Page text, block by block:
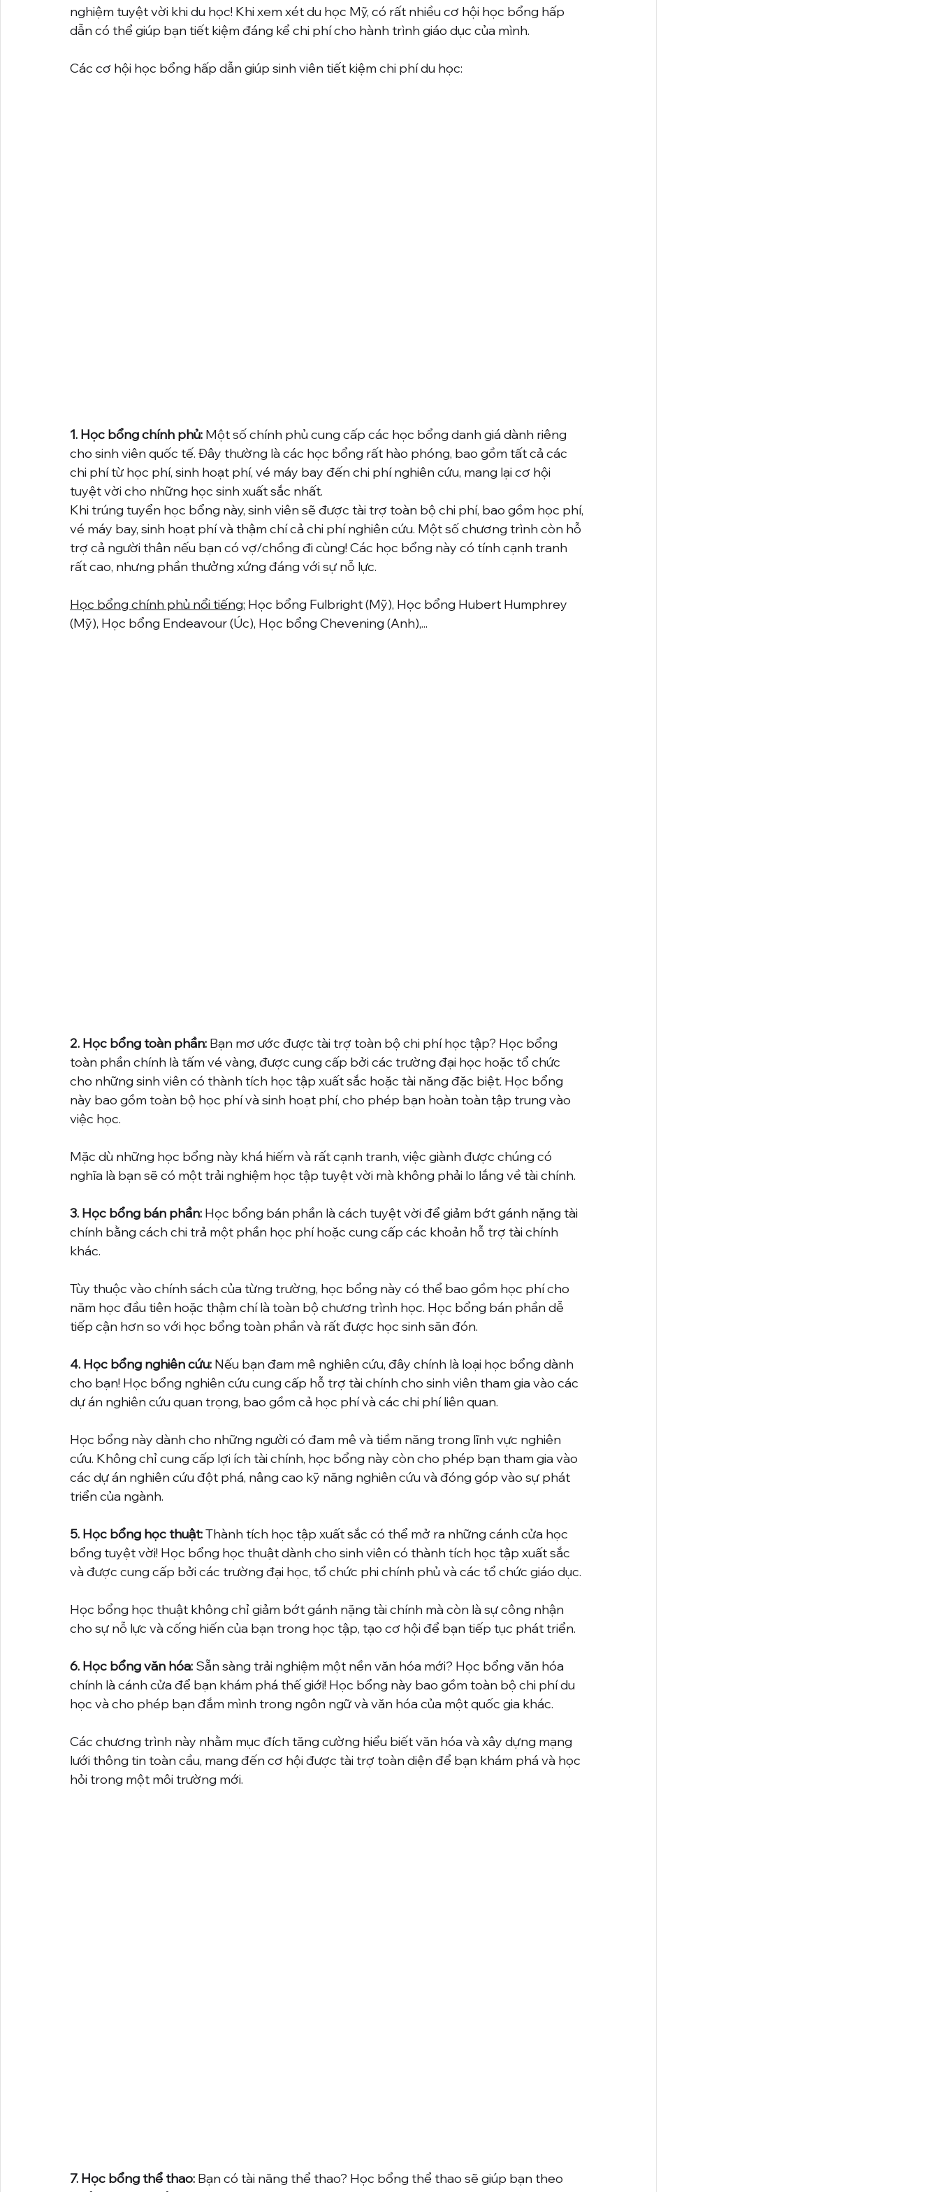
nghiệm tuyệt vời khi du học! Khi xem xét du học Mỹ, có rất nhiều cơ hội học bổng hấp
dẫn có thể giúp bạn tiết kiệm đáng kể chi phí cho hành trình giáo dục của mình.
Các cơ hội học bổng hấp dẫn giúp sinh viên tiết kiệm chi phí du học:
1. Học bổng chính phủ: Một số chính phủ cung cấp các học bổng danh giá dành riêng
cho sinh viên quốc tế. Đây thường là các học bổng rất hào phóng, bao gồm tất cả các
chi phí từ học phí, sinh hoạt phí, vé máy bay đến chi phí nghiên cứu, mang lại cơ hội
tuyệt vời cho những học sinh xuất sắc nhất.
Khi trúng tuyển học bổng này, sinh viên sẽ được tài trợ toàn bộ chi phí, bao gồm học phí,
vé máy bay, sinh hoạt phí và thậm chí cả chi phí nghiên cứu. Một số chương trình còn hỗ
trợ cả người thân nếu bạn có vợ/chồng đi cùng! Các học bổng này có tính cạnh tranh
rất cao, nhưng phần thưởng xứng đáng với sự nỗ lực.
Học bổng chính phủ nổi tiếng: Học bổng Fulbright (Mỹ), Học bổng Hubert Humphrey
(Mỹ), Học bổng Endeavour (Úc), Học bổng Chevening (Anh),...
2. Học bổng toàn phần: Bạn mơ ước được tài trợ toàn bộ chi phí học tập? Học bổng
toàn phần chính là tấm vé vàng, được cung cấp bởi các trường đại học hoặc tổ chức
cho những sinh viên có thành tích học tập xuất sắc hoặc tài năng đặc biệt. Học bổng
này bao gồm toàn bộ học phí và sinh hoạt phí, cho phép bạn hoàn toàn tập trung vào
việc học.
Mặc dù những học bổng này khá hiếm và rất cạnh tranh, việc giành được chúng có
nghĩa là bạn sẽ có một trải nghiệm học tập tuyệt vời mà không phải lo lắng về tài chính.
3. Học bổng bán phần: Học bổng bán phần là cách tuyệt vời để giảm bớt gánh nặng tài
chính bằng cách chi trả một phần học phí hoặc cung cấp các khoản hỗ trợ tài chính
khác.
Tùy thuộc vào chính sách của từng trường, học bổng này có thể bao gồm học phí cho
năm học đầu tiên hoặc thậm chí là toàn bộ chương trình học. Học bổng bán phần dễ
tiếp cận hơn so với học bổng toàn phần và rất được học sinh săn đón.
4. Học bổng nghiên cứu: Nếu bạn đam mê nghiên cứu, đây chính là loại học bổng dành
cho bạn! Học bổng nghiên cứu cung cấp hỗ trợ tài chính cho sinh viên tham gia vào các
dự án nghiên cứu quan trọng, bao gồm cả học phí và các chi phí liên quan.
Học bổng này dành cho những người có đam mê và tiềm năng trong lĩnh vực nghiên
cứu. Không chỉ cung cấp lợi ích tài chính, học bổng này còn cho phép bạn tham gia vào
các dự án nghiên cứu đột phá, nâng cao kỹ năng nghiên cứu và đóng góp vào sự phát
triển của ngành.
5. Học bổng học thuật: Thành tích học tập xuất sắc có thể mở ra những cánh cửa học
bổng tuyệt vời! Học bổng học thuật dành cho sinh viên có thành tích học tập xuất sắc
và được cung cấp bởi các trường đại học, tổ chức phi chính phủ và các tổ chức giáo dục.
Học bổng học thuật không chỉ giảm bớt gánh nặng tài chính mà còn là sự công nhận
cho sự nỗ lực và cống hiến của bạn trong học tập, tạo cơ hội để bạn tiếp tục phát triển.
6. Học bổng văn hóa: Sẵn sàng trải nghiệm một nền văn hóa mới? Học bổng văn hóa
chính là cánh cửa để bạn khám phá thế giới! Học bổng này bao gồm toàn bộ chi phí du
học và cho phép bạn đắm mình trong ngôn ngữ và văn hóa của một quốc gia khác.
Các chương trình này nhằm mục đích tăng cường hiểu biết văn hóa và xây dựng mạng
lưới thông tin toàn cầu, mang đến cơ hội được tài trợ toàn diện để bạn khám phá và học
hỏi trong một môi trường mới.
7. Học bổng thể thao: Bạn có tài năng thể thao? Học bổng thể thao sẽ giúp bạn theo